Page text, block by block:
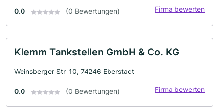
0.0 (0 Bewertungen) Firma bewerten
Klemm Tankstellen GmbH & Co. KG
Weinsberger Str. 10, 74246 Eberstadt
0.0 (0 Bewertungen) Firma bewerten